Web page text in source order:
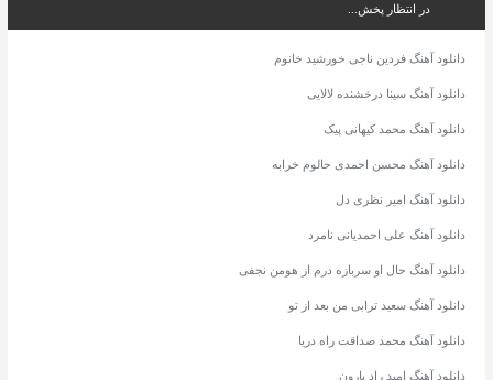
در انتظار پخش...
دانلود آهنگ فردین ناجی خورشید خانوم
دانلود آهنگ سینا درخشنده لالایی
دانلود آهنگ محمد کیهانی پیک
دانلود آهنگ محسن احمدی حالوم خرابه
دانلود آهنگ امیر نظری دل
دانلود آهنگ علی احمدیانی نامرد
دانلود آهنگ حال او سربازه درم از هومن نجفی
دانلود آهنگ سعید ترابی من بعد از تو
دانلود آهنگ محمد صداقت راه دریا
دانلود آهنگ امید راد بارون